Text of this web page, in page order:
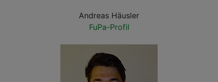
Andreas Häusler
FuPa-Profil